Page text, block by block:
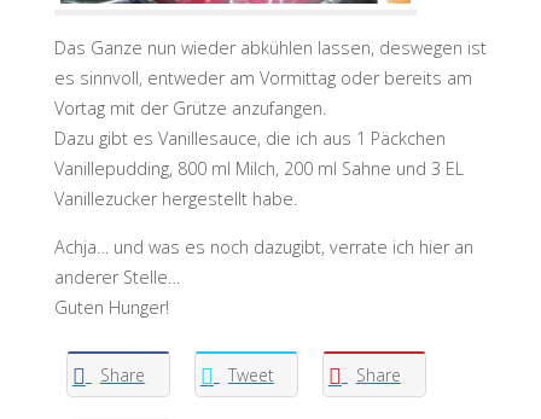
Das Ganze nun wieder abkühlen lassen, deswegen ist
es sinnvoll, entweder am Vormittag oder bereits am
Vortag mit der Grütze anzufangen.
Dazu gibt es Vanillesauce, die ich aus 1 Päckchen
Vanillepudding, 800 ml Milch, 200 ml Sahne und 3 EL
Vanillezucker hergestellt habe.
Achja… und was es noch dazugibt, verrate ich hier an
anderer Stelle…
Guten Hunger!
Share Tweet Share